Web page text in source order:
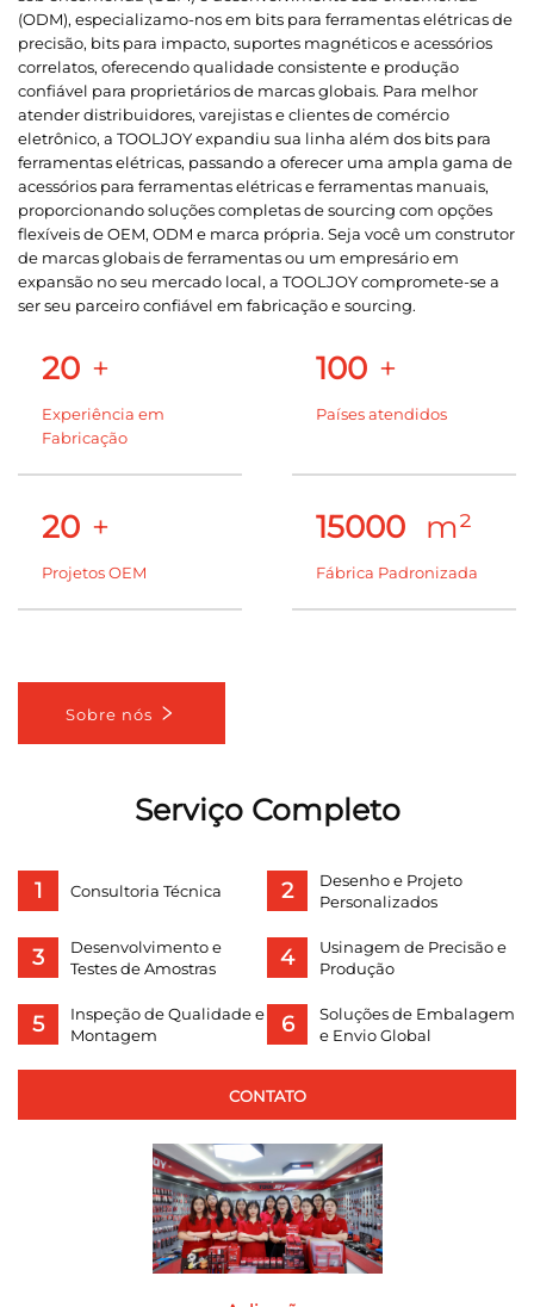
(ODM), especializamo-nos em bits para ferramentas elétricas de
precisão, bits para impacto, suportes magnéticos e acessórios
correlatos, oferecendo qualidade consistente e produção
confiável para proprietários de marcas globais. Para melhor
atender distribuidores, varejistas e clientes de comércio
eletrônico, a TOOLJOY expandiu sua linha além dos bits para
ferramentas elétricas, passando a oferecer uma ampla gama de
acessórios para ferramentas elétricas e ferramentas manuais,
proporcionando soluções completas de sourcing com opções
flexíveis de OEM, ODM e marca própria. Seja você um construtor
de marcas globais de ferramentas ou um empresário em
expansão no seu mercado local, a TOOLJOY compromete-se a
ser seu parceiro confiável em fabricação e sourcing.
20 +
Experiência em
Fabricação
100 +
Países atendidos
20 +
Projetos OEM
15000 m²
Fábrica Padronizada
Sobre nós
Serviço Completo
Consultoria Técnica
Desenho e Projeto
Personalizados
Desenvolvimento e
Testes de Amostras
Usinagem de Precisão e
Produção
Inspeção de Qualidade e
Montagem
Soluções de Embalagem
e Envio Global
CONTATO